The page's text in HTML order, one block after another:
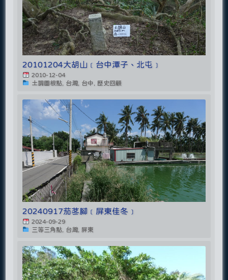
20101204大胡山﹝台中潭子、北屯﹞
2010-12-04
土調圖根點, 台灣, 台中, 歷史回顧
20240917茄苳腳﹝屏東佳冬﹞
2024-09-29
三等三角點, 台灣, 屏東